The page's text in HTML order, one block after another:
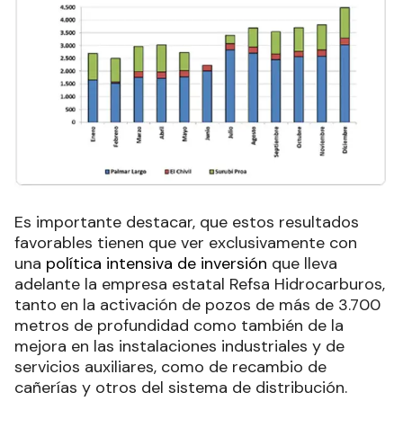
Es importante destacar, que estos resultados
favorables tienen que ver exclusivamente con
una política intensiva de inversión que lleva
adelante la empresa estatal Refsa Hidrocarburos,
tanto en la activación de pozos de más de 3.700
metros de profundidad como también de la
mejora en las instalaciones industriales y de
servicios auxiliares, como de recambio de
cañerías y otros del sistema de distribución.